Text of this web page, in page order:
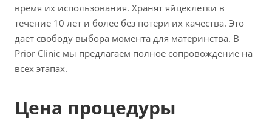
время их использования. Хранят яйцеклетки в
течение 10 лет и более без потери их качества. Это
дает свободу выбора момента для материнства. В
Prior Clinic мы предлагаем полное сопровождение на
всех этапах.
Цена процедуры